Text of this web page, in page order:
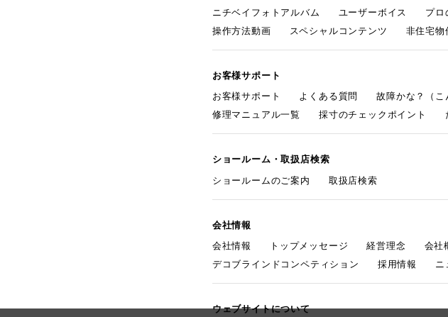
ニチベイフォトアルバム
ユーザーボイス プロ
操作方法動画
スペシャルコンテンツ 非住宅物
お客様サポート
お客様サポート
よくある質問 故障かな？（こ
修理マニュアル一覧
採寸のチェックポイント
ショールーム・取扱店検索
ショールームのご案内
取扱店検索
会社情報
会社情報
トップメッセージ 経営理念 会社
デコブラインドコンペティション
採用情報 ニ
ウェブサイトについて